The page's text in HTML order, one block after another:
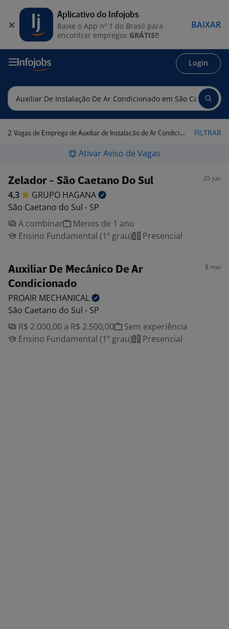
Login
2 Vagas de Emprego de Auxiliar de Instalação de Ar Condicionado em São Caetano do Sul - SP FILTRAR
Ativar Aviso de Vagas
Zelador - São Caetano Do Sul 25 jun
4,3 GRUPO HAGANA
São Caetano do Sul - SP
A combinar
Menos de 1 ano
Ensino Fundamental (1º grau)
Presencial
Auxiliar De Mecânico De Ar
Condicionado
8 mai
PROAIR MECHANICAL
São Caetano do Sul - SP
R$ 2.000,00 a R$ 2.500,00
Sem experiência
Ensino Fundamental (1º grau)
Presencial
Aplicativo do Infojobs
Baixe o App nº 1 do Brasil para
encontrar empregos GRÁTIS!!
BAIXAR